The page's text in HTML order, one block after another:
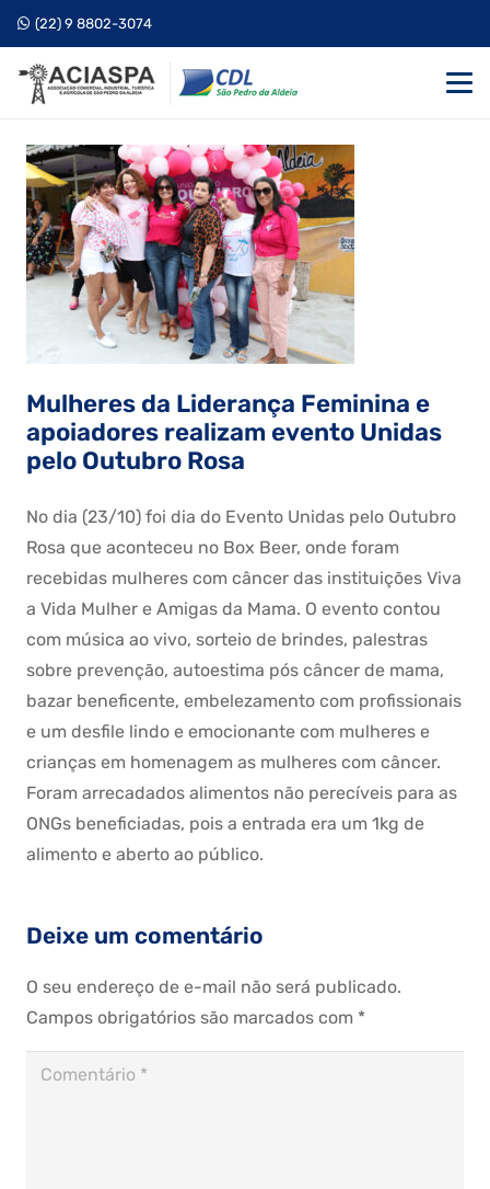
(22) 9 8802-3074
Mulheres da Liderança Feminina e
apoiadores realizam evento Unidas
pelo Outubro Rosa
No dia (23/10) foi dia do Evento Unidas pelo Outubro
Rosa que aconteceu no Box Beer, onde foram
recebidas mulheres com câncer das instituições Viva
a Vida Mulher e Amigas da Mama. O evento contou
com música ao vivo, sorteio de brindes, palestras
sobre prevenção, autoestima pós câncer de mama,
bazar beneficente, embelezamento com profissionais
e um desfile lindo e emocionante com mulheres e
crianças em homenagem as mulheres com câncer.
Foram arrecadados alimentos não perecíveis para as
ONGs beneficiadas, pois a entrada era um 1kg de
alimento e aberto ao público.
Deixe um comentário
O seu endereço de e-mail não será publicado.
Campos obrigatórios são marcados com *